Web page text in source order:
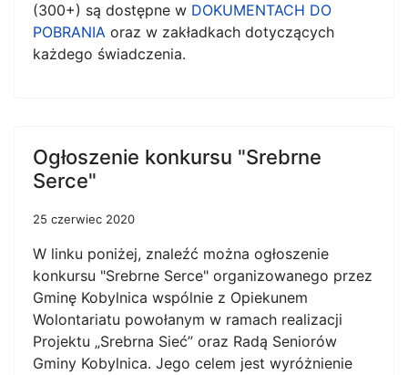
(300+) są dostępne w DOKUMENTACH DO
POBRANIA oraz w zakładkach dotyczących
każdego świadczenia.
Ogłoszenie konkursu "Srebrne
Serce"
25 czerwiec 2020
W linku poniżej, znaleźć można ogłoszenie
konkursu "Srebrne Serce" organizowanego przez
Gminę Kobylnica wspólnie z Opiekunem
Wolontariatu powołanym w ramach realizacji
Projektu „Srebrna Sieć” oraz Radą Seniorów
Gminy Kobylnica. Jego celem jest wyróżnienie